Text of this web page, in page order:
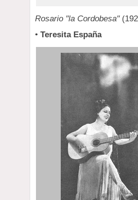
Rosario "la Cordobesa"
•Teresita España